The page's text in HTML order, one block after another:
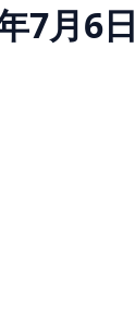
7月6日